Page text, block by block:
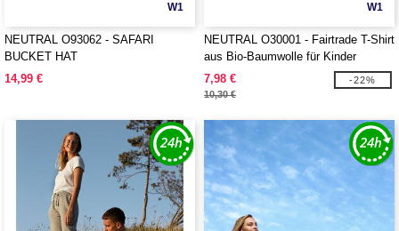
W1
NEUTRAL O93062 - SAFARI
BUCKET HAT
14,99 €
W1
NEUTRAL O30001 - Fairtrade T-Shirt
aus Bio-Baumwolle für Kinder
7,98 €
10,30 €
-22%